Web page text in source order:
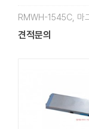
RMWH-1545C, 마
견적문의